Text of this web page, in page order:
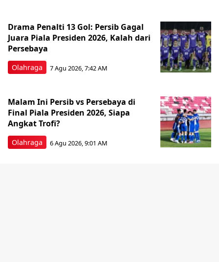
Olahraga
Drama Penalti 13 Gol: Persib Gagal
Juara Piala Presiden 2026, Kalah dari
Persebaya
7 Agu 2026, 7:42 AM
Olahraga
Malam Ini Persib vs Persebaya di
Final Piala Presiden 2026, Siapa
Angkat Trofi?
6 Agu 2026, 9:01 AM